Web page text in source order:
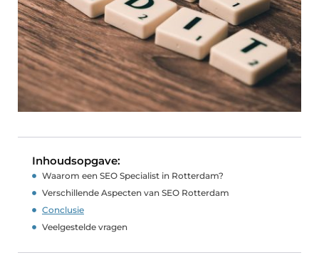
Inhoudsopgave:
Waarom een SEO Specialist in Rotterdam?
Verschillende Aspecten van SEO Rotterdam
Conclusie
Veelgestelde vragen